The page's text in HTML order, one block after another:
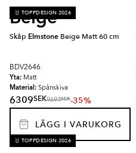
Beige
🥇 TOPPDESIGN 2026
Skåp Elmstone Beige Matt 60 cm
BDV2646
Yta: Matt
Material: Spånskiva
6309SEK9694SEK-35%
LÄGG I VARUKORG
🥇 TOPPDESIGN 2026